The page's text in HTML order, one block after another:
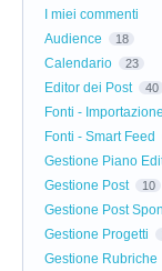
I miei commenti
Audience
18
Calendario 23
Editor dei Post 40
Fonti -
Fonti - Smart Feed
Gestione Piano
Gestione Post 10
Gestione Post
Gestione Progetti
Gestione Rubriche